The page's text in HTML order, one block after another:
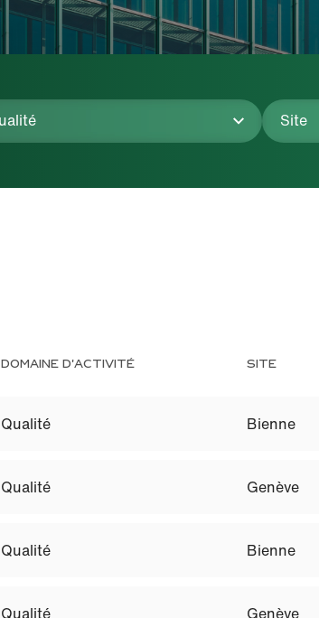
DOMAINE D'ACTIVITÉ SITE
Qualité Bienne
Qualité Genève
Qualité Bienne
Qualité Genève